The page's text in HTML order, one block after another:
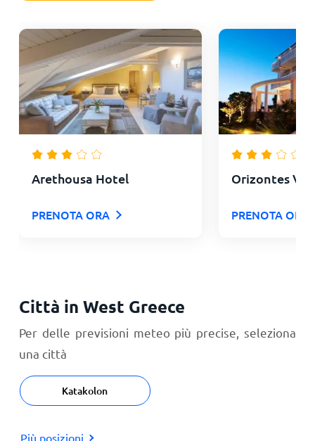
Arethousa Hotel
PRENOTA ORA
Orizontes
PRENOTA ORA
Città in West Greece
Per delle previsioni meteo più precise, seleziona
una città
Katakolon
Più posizioni